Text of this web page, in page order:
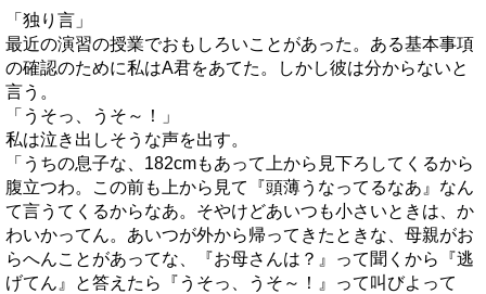
「独り言」
最近の演習の授業でおもしろいことがあった。ある基本事項
の確認のために私はA君をあてた。しかし彼は分からないと
言う。
「うそっ、うそ～！」
私は泣き出しそうな声を出す。
「うちの息子な、182cmもあって上から見下ろしてくるから
腹立つわ。この前も上から見て『頭薄うなってるなあ』なん
て言うてくるからなあ。そやけどあいつも小さいときは、か
わいかってん。あいつが外から帰ってきたときな、母親がお
らへんことがあってな、『お母さんは？』って聞くから『逃
げてん』と答えたら『うそっ、うそ～！』って叫びよって